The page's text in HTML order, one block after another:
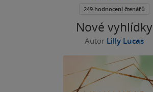
Nové vyhlídky
Autor Lilly Lucas
5
249 hodnocení čtenářů